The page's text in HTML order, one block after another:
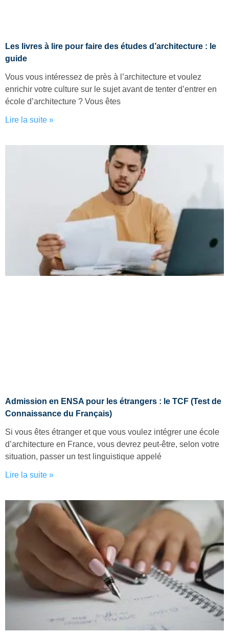
Les livres à lire pour faire des études d’architecture : le
guide
Vous vous intéressez de près à l’architecture et voulez
enrichir votre culture sur le sujet avant de tenter d’entrer en
école d’architecture ? Vous êtes
Lire la suite »
Admission en ENSA pour les étrangers : le TCF (Test de
Connaissance du Français)
Si vous êtes étranger et que vous voulez intégrer une école
d’architecture en France, vous devrez peut-être, selon votre
situation, passer un test linguistique appelé
Lire la suite »